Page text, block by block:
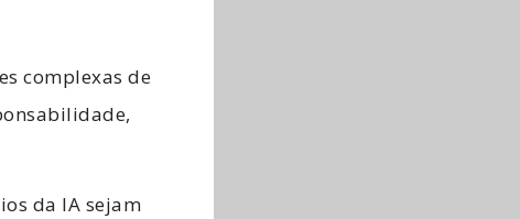
complexas de
da IA sejam